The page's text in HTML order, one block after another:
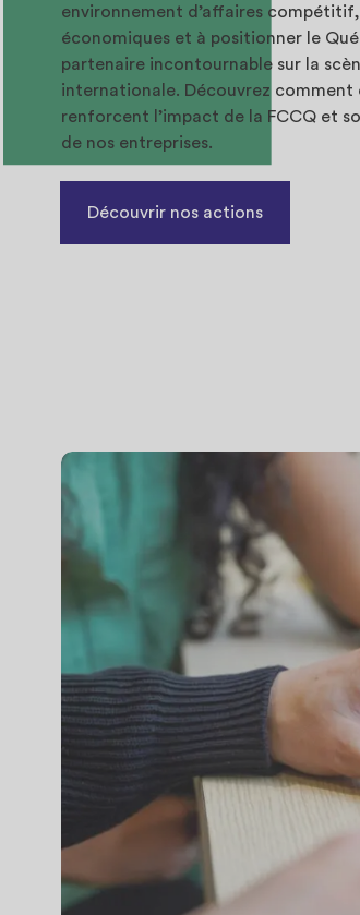
environnement d’affaires
économiques et à positionner le
partenaire incontournable sur la
internationale. Découvrez comment
renforcent l’impact de la FCCQ et
de nos entreprises.
Découvrir nos actions